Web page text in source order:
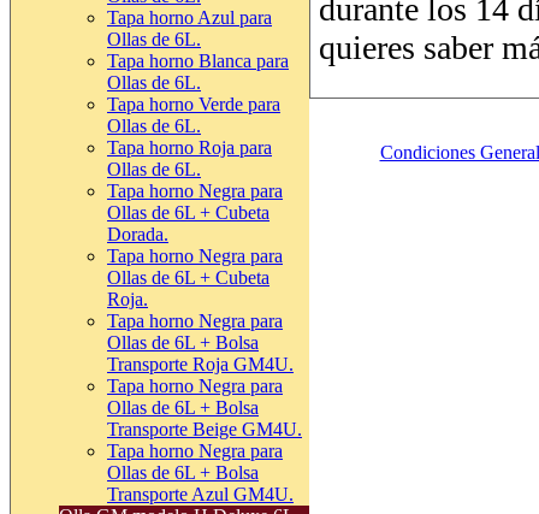
Tapa horno Azul para
Ollas de 6L.
Tapa horno Blanca para
Ollas de 6L.
Tapa horno Verde para
Ollas de 6L.
Tapa horno Roja para
Ollas de 6L.
Tapa horno Negra para
Ollas de 6L + Cubeta
Dorada.
Tapa horno Negra para
Ollas de 6L + Cubeta
Roja.
Tapa horno Negra para
Ollas de 6L + Bolsa
Transporte Roja GM4U.
Tapa horno Negra para
Ollas de 6L + Bolsa
Transporte Beige GM4U.
Tapa horno Negra para
Ollas de 6L + Bolsa
Transporte Azul GM4U.